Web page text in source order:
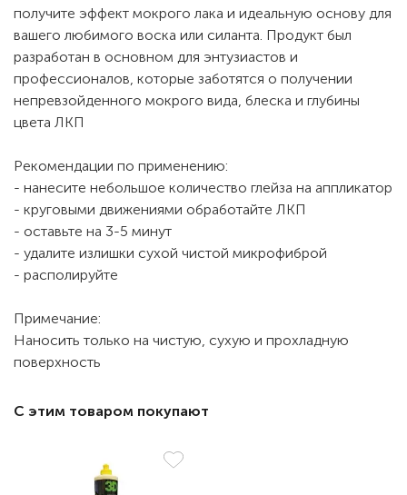
получите эффект мокрого лака и идеальную основу для
вашего любимого воска или силанта. Продукт был
разработан в основном для энтузиастов и
профессионалов, которые заботятся о получении
непревзойденного мокрого вида, блеска и глубины
цвета ЛКП
Рекомендации по применению:
- нанесите небольшое количество глейза на аппликатор
- круговыми движениями обработайте ЛКП
- оставьте на 3-5 минут
- удалите излишки сухой чистой микрофиброй
- располируйте
Примечание:
Наносить только на чистую, сухую и прохладную
поверхность
С этим товаром покупают